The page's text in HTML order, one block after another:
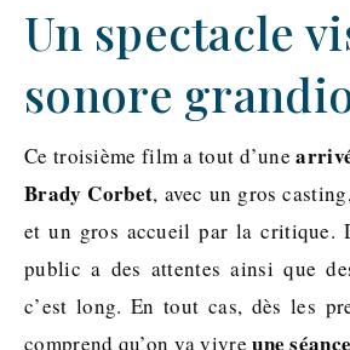
Un spectacle
sonore
Ce troisième film a tout d’une
Brady Corbet, avec un gros
et un gros accueil par la critique.
public a des attentes ainsi que
c’est long. En tout cas, dès les
comprend qu’on va vivreune